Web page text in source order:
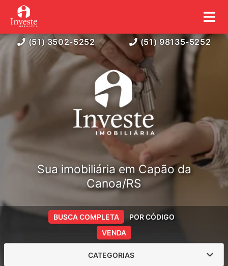
(51) 3502-5252 (51) 98135-5252
Sua imobiliária em Capão da
Canoa/RS
VENDA
BUSCA COMPLETA POR CÓDIGO
CATEGORIAS